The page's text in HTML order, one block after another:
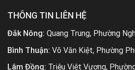
THÔNG TIN LIÊN HỆ
Đắk Nông: Quang Trung, Phường
Bình Thuận: Võ Văn Kiệt, Phường
Lâm Đồng: Triệu Việt Vương,